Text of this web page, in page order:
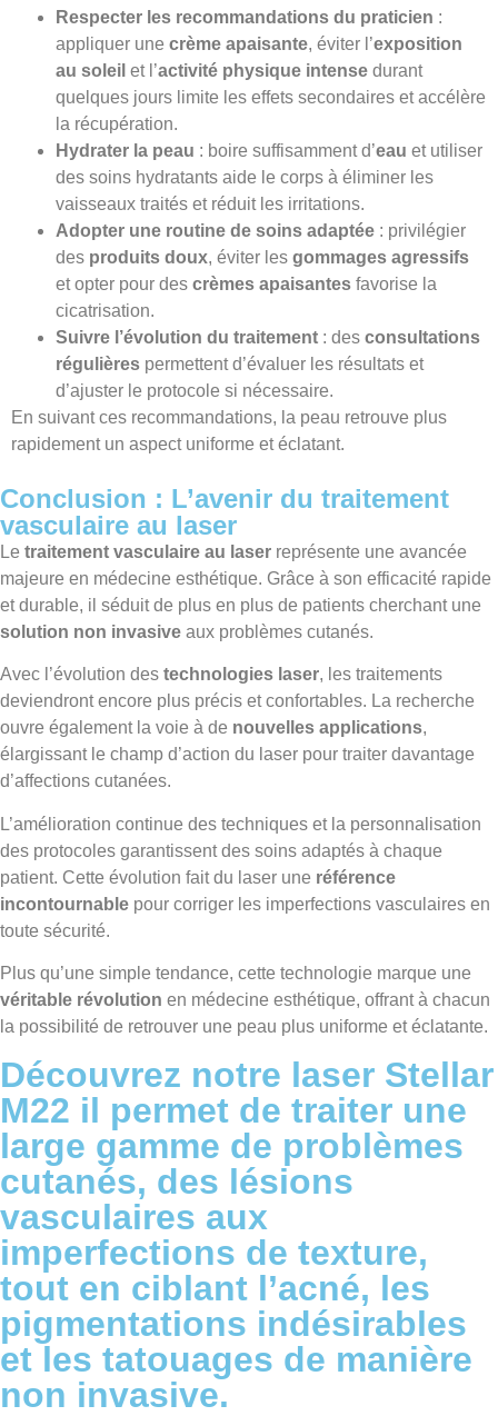
Respecter les recommandations du praticien :
appliquer une crème apaisante, éviter l’exposition
au soleil et l’activité physique intense durant
quelques jours limite les effets secondaires et accélère
la récupération.
Hydrater la peau : boire suffisamment d’eau et utiliser
des soins hydratants aide le corps à éliminer les
vaisseaux traités et réduit les irritations.
Adopter une routine de soins adaptée : privilégier
des produits doux, éviter les gommages agressifs
et opter pour des crèmes apaisantes favorise la
cicatrisation.
Suivre l’évolution du traitement : des consultations
régulières permettent d’évaluer les résultats et
d’ajuster le protocole si nécessaire.
En suivant ces recommandations, la peau retrouve plus
rapidement un aspect uniforme et éclatant.
Conclusion : L’avenir du traitement
vasculaire au laser
Le traitement vasculaire au laser représente une avancée
majeure en médecine esthétique. Grâce à son efficacité rapide
et durable, il séduit de plus en plus de patients cherchant une
solution non invasive aux problèmes cutanés.
Avec l’évolution des technologies laser, les traitements
deviendront encore plus précis et confortables. La recherche
ouvre également la voie à de nouvelles applications,
élargissant le champ d’action du laser pour traiter davantage
d’affections cutanées.
L’amélioration continue des techniques et la personnalisation
des protocoles garantissent des soins adaptés à chaque
patient. Cette évolution fait du laser une référence
incontournable pour corriger les imperfections vasculaires en
toute sécurité.
Plus qu’une simple tendance, cette technologie marque une
véritable révolution en médecine esthétique, offrant à chacun
la possibilité de retrouver une peau plus uniforme et éclatante.
Découvrez notre laser Stellar
M22 il permet de traiter une
large gamme de problèmes
cutanés, des lésions
vasculaires aux
imperfections de texture,
tout en ciblant l’acné, les
pigmentations indésirables
et les tatouages de manière
non invasive.